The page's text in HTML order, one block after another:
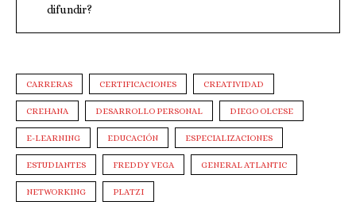
difundir?
CARRERAS CERTIFICACIONES CREATIVIDAD
CREHANA DESARROLLO PERSONAL DIEGO OLCESE
E-LEARNING EDUCACIÓN ESPECIALIZACIONES
ESTUDIANTES FREDDY VEGA GENERAL ATLANTIC
NETWORKING PLATZI